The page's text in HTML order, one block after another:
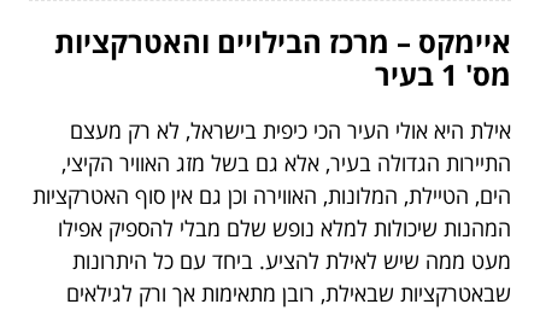
איימקס – מרכז הבילויים והאטרקציות
מס' 1 בעיר
אילת היא אולי העיר הכי כיפית בישראל, לא רק מעצם
התיירות הגדולה בעיר, אלא גם בשל מזג האוויר הקיצי,
הים, הטיילת, המלונות, האווירה וכן גם אין סוף האטרקציות
המהנות שיכולות למלא נופש שלם מבלי להספיק אפילו
מעט ממה שיש לאילת להציע. ביחד עם כל היתרונות
שבאטרקציות שבאילת, רובן מתאימות אך ורק לגילאים